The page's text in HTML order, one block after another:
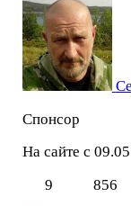
Спонсор
На сайте с
9
856